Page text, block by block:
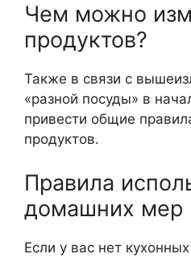
Чем можно
продуктов?
Также в связи с
«разной посуды» в
привести общие
продуктов.
Правила
домашних мер
Если у вас нет